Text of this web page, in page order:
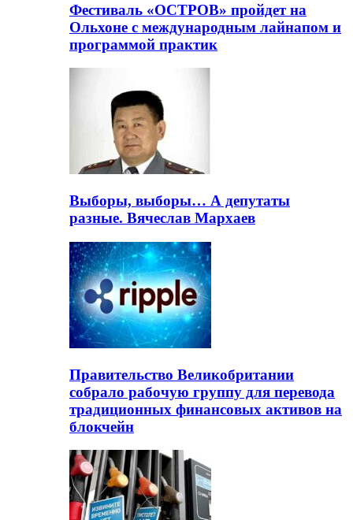
Фестиваль «ОСТРОВ» пройдет на
Ольхоне с международным лайнапом и
программой практик
Выборы, выборы… А депутаты
разные. Вячеслав Мархаев
Правительство Великобритании
собрало рабочую группу для перевода
традиционных финансовых активов на
блокчейн